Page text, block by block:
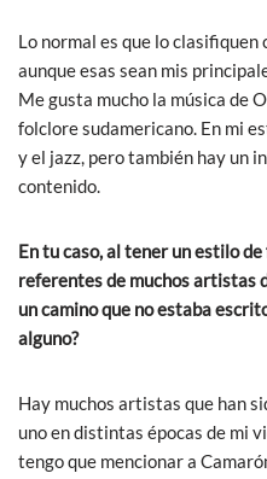
Lo normal es que lo clasifiquen
aunque esas sean mis
Me gusta mucho la música de
folclore sudamericano. En mi
y el jazz, pero también hay un
contenido.
En tu caso, al tener un estilo
referentes de muchos artistas
un camino que no estaba
alguno?
Hay muchos artistas que han
uno en distintas épocas de mi
tengo que mencionar a